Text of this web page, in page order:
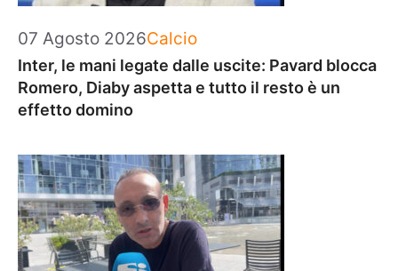
07 Agosto 2026Categorie
Calcio
Inter, le mani legate dalle uscite: Pavard blocca
Romero, Diaby aspetta e tutto il resto è un
effetto domino